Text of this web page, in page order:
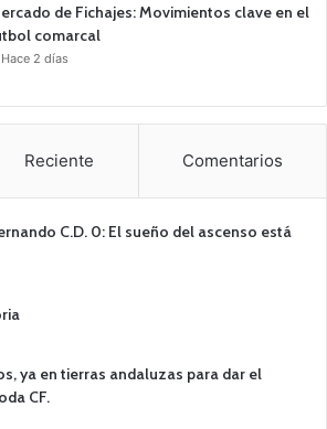
de Fichajes: Movimientos clave en el
comarcal
Hace 2 días
Reciente Comentarios
C.D. 0: El sueño del ascenso está
ya en tierras andaluzas para dar el
CF.